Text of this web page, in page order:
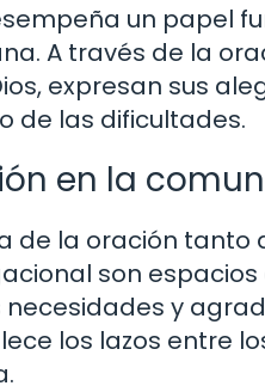
un papel
A través de la
expresan sus
de las dificultades.
en la
de la oración tanto
son
y
los lazos entre